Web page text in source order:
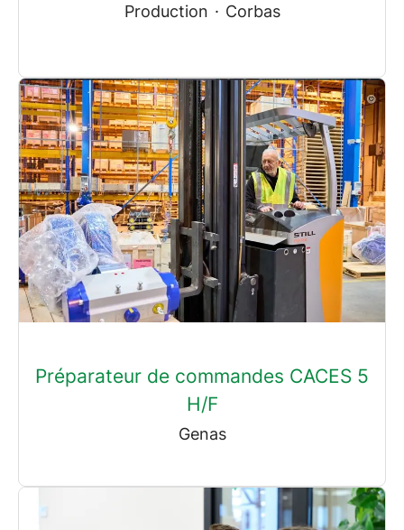
Production · Corbas
Préparateur de commandes CACES 5
H/F
Genas